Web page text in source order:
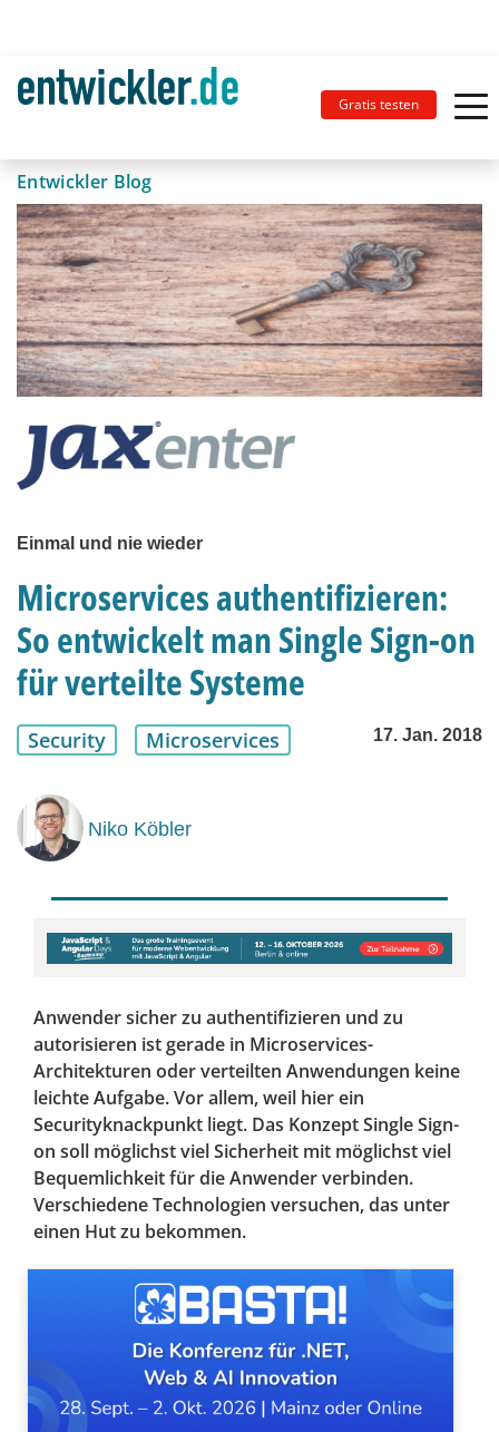
Gratis testen
Entwickler Blog
Einmal und nie wieder
Microservices authentifizieren:
So entwickelt man Single Sign-on
für verteilte Systeme
Security Microservices 17. Jan. 2018
Niko Köbler
Anwender sicher zu authentifizieren und zu
autorisieren ist gerade in Microservices-
Architekturen oder verteilten Anwendungen keine
leichte Aufgabe. Vor allem, weil hier ein
Securityknackpunkt liegt. Das Konzept Single Sign-
on soll möglichst viel Sicherheit mit möglichst viel
Bequemlichkeit für die Anwender verbinden.
Verschiedene Technologien versuchen, das unter
einen Hut zu bekommen.